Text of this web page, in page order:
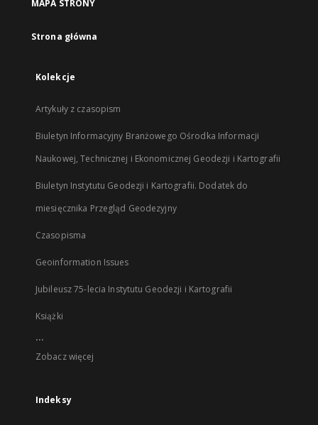
karcie
MAPA STRONY
Strona główna
Kolekcje
Artykuły z czasopism
Biuletyn Informacyjny Branżowego Ośrodka Informacji
Naukowej, Technicznej i Ekonomicznej Geodezji i Kartografii
Biuletyn Instytutu Geodezji i Kartografii. Dodatek do
miesięcznika Przegląd Geodezyjny
Czasopisma
Geoinformation Issues
Jubileusz 75-lecia Instytutu Geodezji i Kartografii
Książki
...
Zobacz więcej
Indeksy